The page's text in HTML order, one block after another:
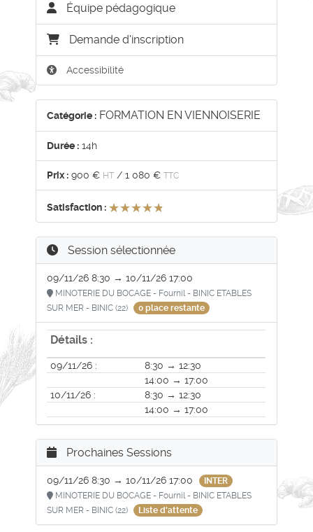
Équipe pédagogique
Demande d'inscription
Accessibilité
Catégorie : FORMATION EN VIENNOISERIE
Durée : 14h
Prix : 900 € HT /1 080 €TTC
Satisfaction : ★★★★★
★★★★★
Session sélectionnée
09/11/26 8:30 → 10/11/26 17:00
MINOTERIE DU BOCAGE - Fournil - BINIC ETABLES
SUR MER - BINIC (22)
0 place restante
Détails :
09/11/26 :
8:30 → 12:30
14:00 → 17:00
10/11/26 :
8:30 → 12:30
14:00 → 17:00
Prochaines Sessions
09/11/26 8:30 → 10/11/26 17:00
INTER
MINOTERIE DU BOCAGE - Fournil - BINIC ETABLES
SUR MER - BINIC (22)
Liste d'attente